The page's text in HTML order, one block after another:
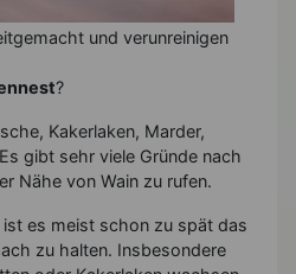
und verunreinigen
?
Kakerlaken, Marder,
gibt sehr viele Gründe nach
Nähe von Wain zu rufen.
es meist schon zu spät das
zu halten. Insbesondere